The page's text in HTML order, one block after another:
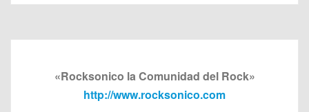
«Rocksonico la Comunidad del Rock»
http://www.rocksonico.com